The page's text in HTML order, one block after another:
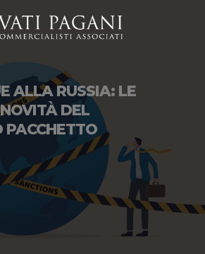
ALLA RUSSIA: LE
DEL
PACCHETTO